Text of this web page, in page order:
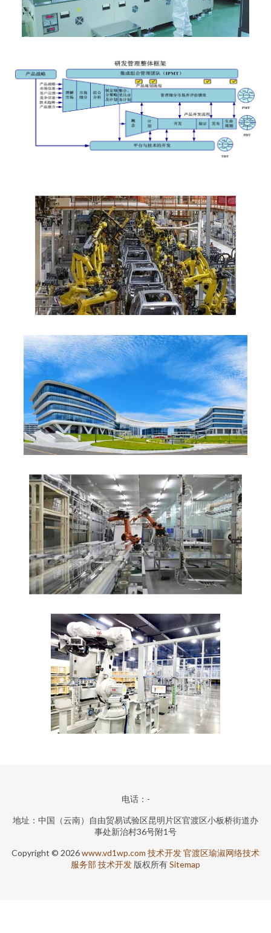
电话：-
地址：中国（云南）自由贸易试验区昆明片区官渡区小板桥街道办
事处新治村36号附1号
Copyright © 2026www.vd1wp.com 技术开发官渡区瑜淑网络技术
服务部技术开发 版权所有Sitemap